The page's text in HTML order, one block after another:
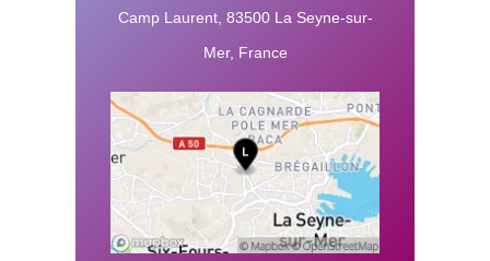
Camp Laurent, 83500 La Seyne-sur-
Mer, France